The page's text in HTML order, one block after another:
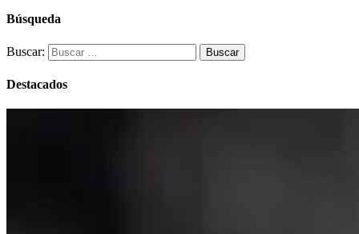
Búsqueda
Buscar:
Destacados